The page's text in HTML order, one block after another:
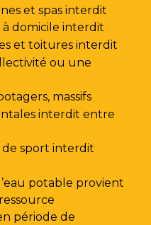
et spas interdit
à domicile interdit
et toitures interdit
ou une
massifs
interdit entre
de sport interdit
potable provient
période de